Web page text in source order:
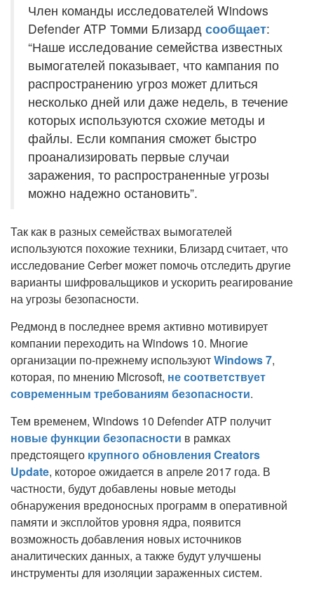
Член команды исследователей Windows
Defender ATP Томми Близард сообщает:
“Наше исследование семейства известных
вымогателей показывает, что кампания по
распространению угроз может длиться
несколько дней или даже недель, в течение
которых используются схожие методы и
файлы. Если компания сможет быстро
проанализировать первые случаи
заражения, то распространенные угрозы
можно надежно остановить”.
Так как в разных семействах вымогателей
используются похожие техники, Близард считает, что
исследование Cerber может помочь отследить другие
варианты шифровальщиков и ускорить реагирование
на угрозы безопасности.
Редмонд в последнее время активно мотивирует
компании переходить на Windows 10. Многие
организации по-прежнему используютWindows 7,
которая, по мнению Microsoft, не соответствует
современным требованиям безопасности.
Тем временем, Windows 10 Defender ATP получит
новые функции безопасности в рамках
предстоящего крупного обновления Creators
Update, которое ожидается в апреле 2017 года. В
частности, будут добавлены новые методы
обнаружения вредоносных программ в оперативной
памяти и эксплойтов уровня ядра, появится
возможность добавления новых источников
аналитических данных, а также будут улучшены
инструменты для изоляции зараженных систем.